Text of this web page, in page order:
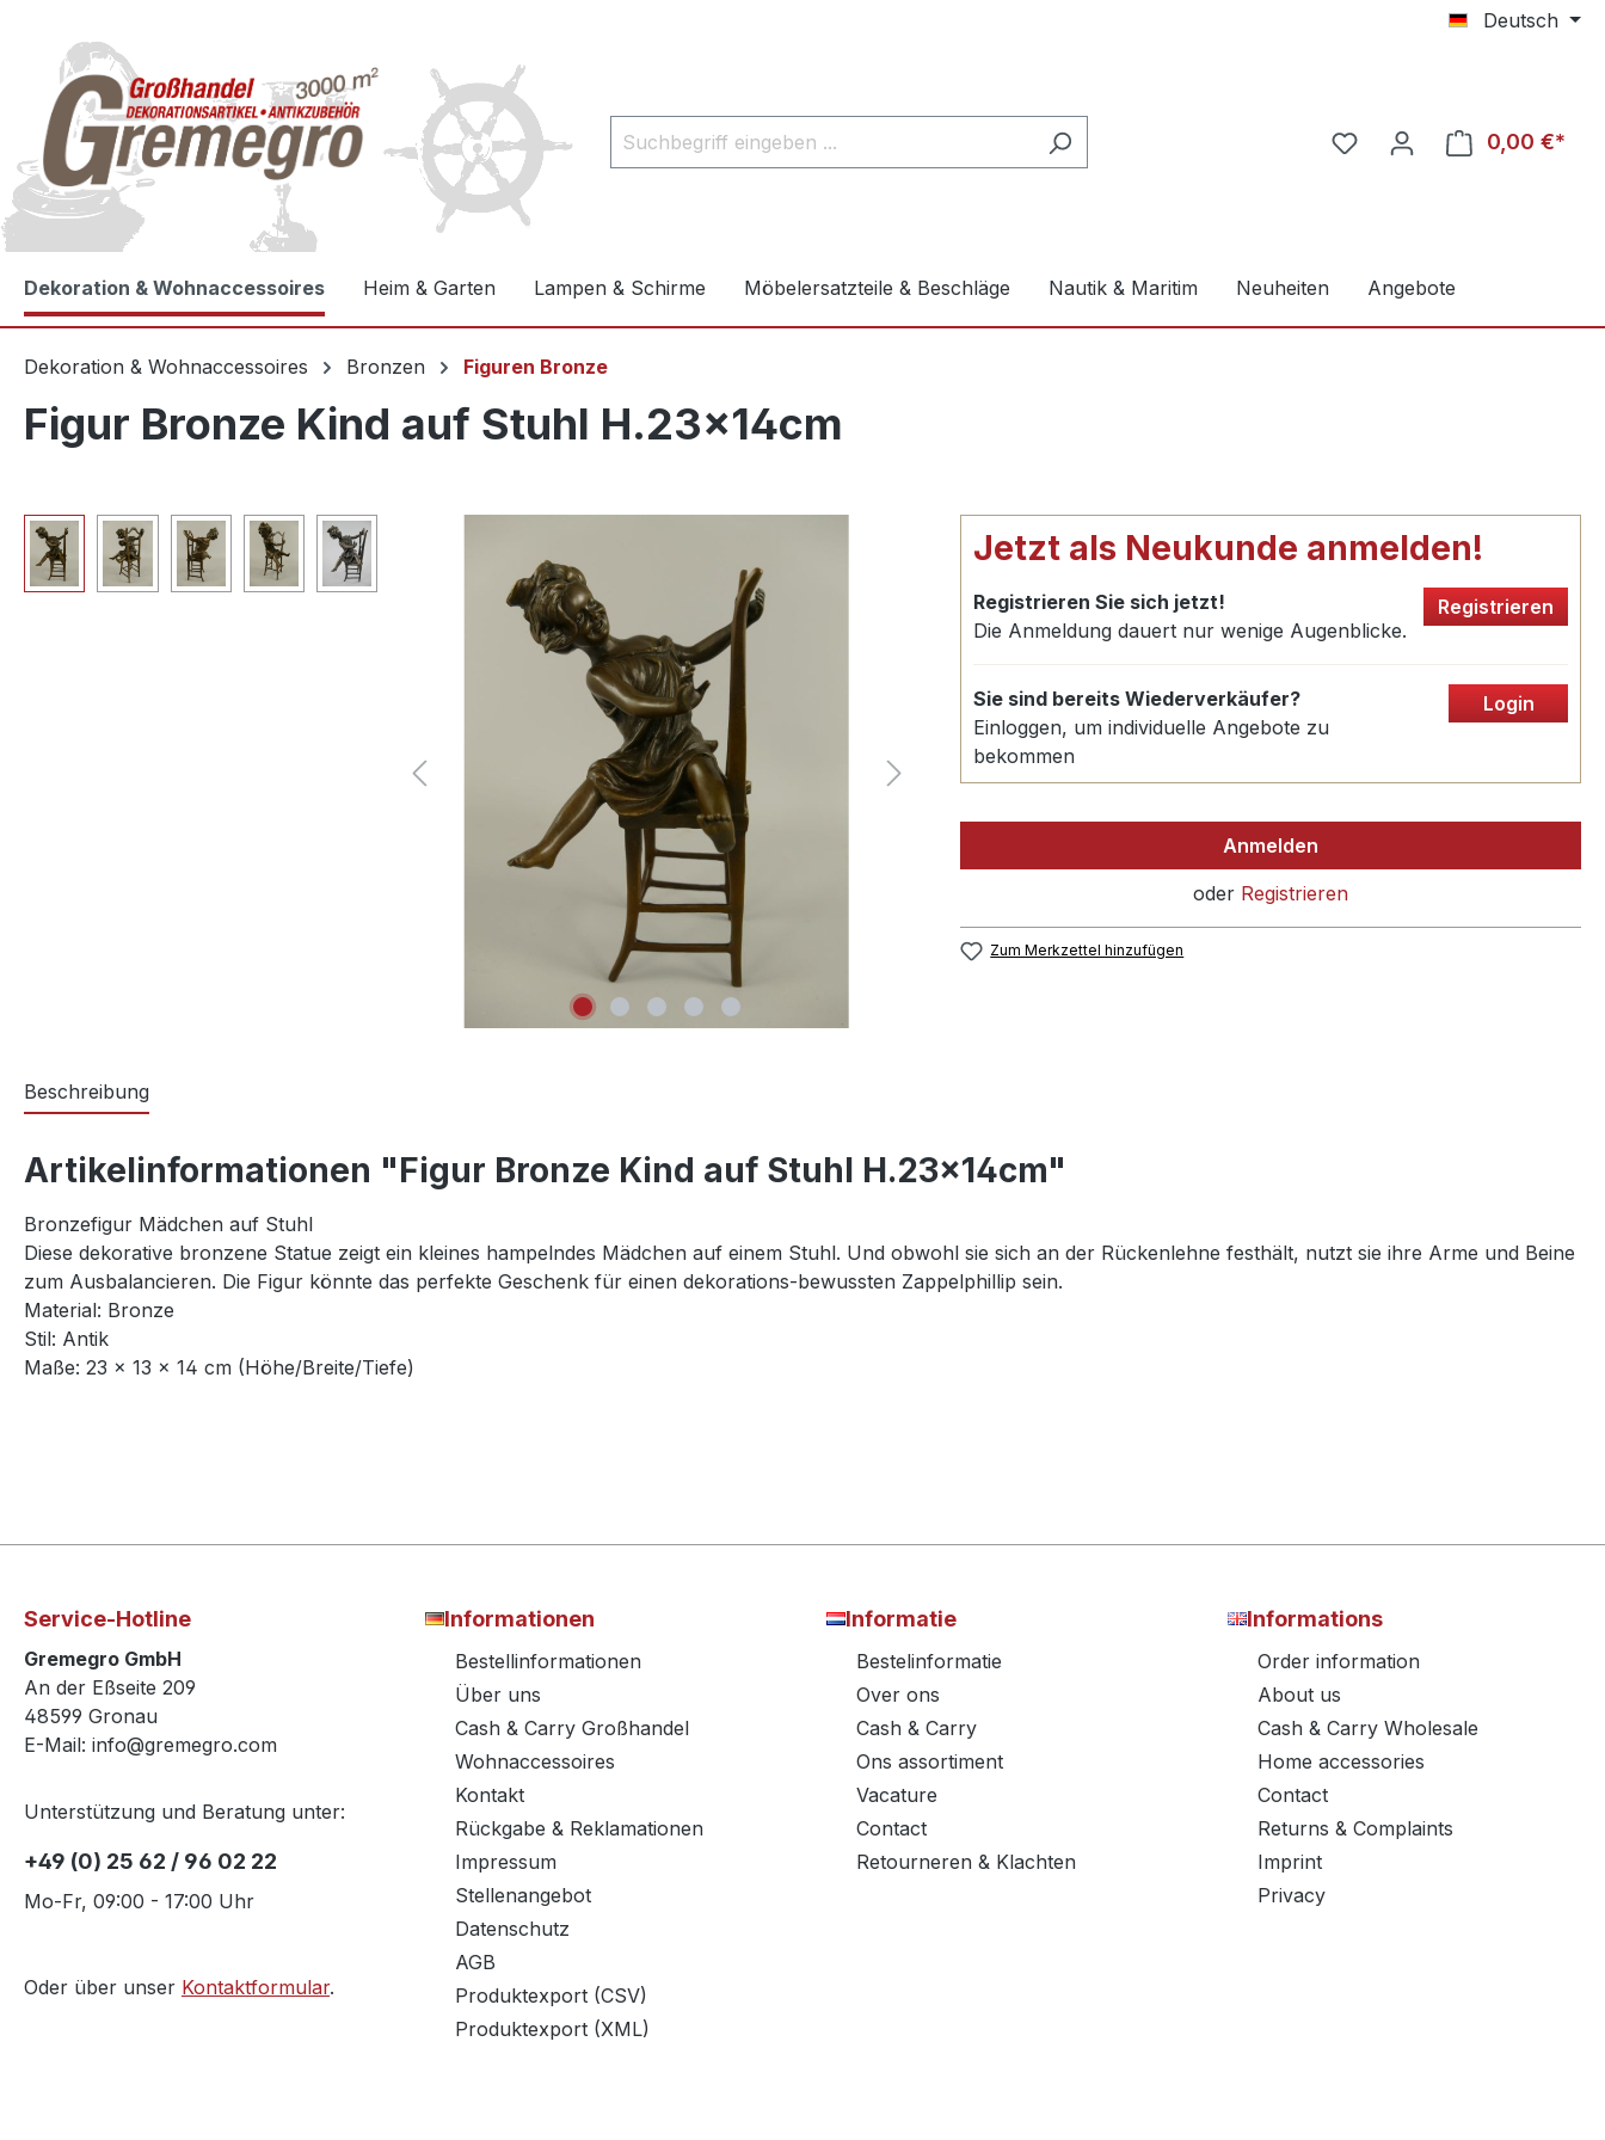
Deutsch
0,00 €*
Dekoration & Wohnaccessoires Heim & Garten Lampen & Schirme Möbelersatzteile & Beschläge Nautik & Maritim Neuheiten Angebote
Dekoration & Wohnaccessoires Bronzen Figuren Bronze
Figur Bronze Kind auf Stuhl H.23x14cm
Jetzt als Neukunde anmelden!
Registrieren Sie sich jetzt!
Die Anmeldung dauert nur wenige Augenblicke.
Registrieren
Sie sind bereits Wiederverkäufer?
Einloggen, um individuelle Angebote zu
bekommen
Login
Anmelden
oder Registrieren
Zum Merkzettel hinzufügen
Beschreibung
Artikelinformationen "Figur Bronze Kind auf Stuhl H.23x14cm"
Bronzefigur Mädchen auf Stuhl
Diese dekorative bronzene Statue zeigt ein kleines hampelndes Mädchen auf einem Stuhl. Und obwohl sie sich an der Rückenlehne festhält, nutzt sie ihre Arme und Beine
zum Ausbalancieren. Die Figur könnte das perfekte Geschenk für einen dekorations-bewussten Zappelphillip sein.
Material: Bronze
Stil: Antik
Maße: 23 x 13 x 14 cm (Höhe/Breite/Tiefe)
Service-Hotline
Gremegro GmbH
An der Eßseite 209
48599 Gronau
E-Mail: info@gremegro.com
Unterstützung und Beratung unter:
+49 (0) 25 62 / 96 02 22
Mo-Fr, 09:00 - 17:00 Uhr
Oder über unser Kontaktformular.
Informationen
Bestellinformationen
Über uns
Cash & Carry Großhandel
Wohnaccessoires
Kontakt
Rückgabe & Reklamationen
Impressum
Stellenangebot
Datenschutz
AGB
Produktexport (CSV)
Produktexport (XML)
Informatie
Bestelinformatie
Over ons
Cash & Carry
Ons assortiment
Vacature
Contact
Retourneren & Klachten
Informations
Order information
About us
Cash & Carry Wholesale
Home accessories
Contact
Returns & Complaints
Imprint
Privacy